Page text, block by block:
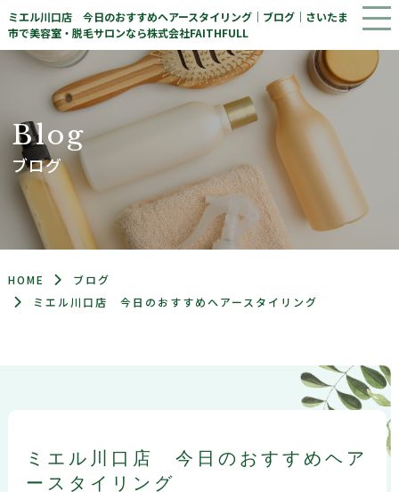
ミエル川口店 今日のおすすめヘアースタイリング｜ブログ｜さいたま
市で美容室・脱毛サロンなら株式会社FAITHFULL
Blog
ブログ
HOME
ブログ
ミエル川口店 今日のおすすめヘアースタイリング
ミエル川口店 今日のおすすめヘア
ースタイリング